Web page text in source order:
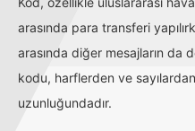
arasında para transferi
arasında diğer mesajların da
kodu, harflerden ve
uzunluğundadır.